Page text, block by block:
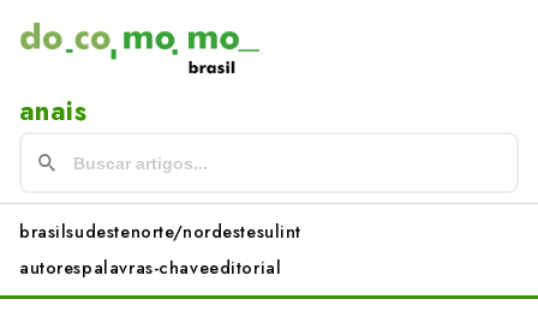
anais
brasilsudestenorte/nordestesulint
autorespalavras-chaveeditorial